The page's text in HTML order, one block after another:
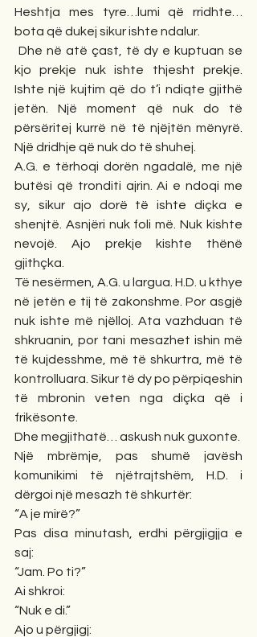
Heshtja mes tyre…lumi që rridhte…
bota që dukej sikur ishte ndalur.
Dhe në atë çast, të dy e kuptuan se
kjo prekje nuk ishte thjesht prekje.
Ishte një kujtim që do t’i ndiqte gjithë
jetën. Një moment që nuk do të
përsëritej kurrë në të njëjtën mënyrë.
Një dridhje që nuk do të shuhej.
A.G. e tërhoqi dorën ngadalë, me një
butësi që tronditi ajrin. Ai e ndoqi me
sy, sikur ajo dorë të ishte diçka e
shenjtë. Asnjëri nuk foli më. Nuk kishte
nevojë. Ajo prekje kishte thënë
gjithçka.
Të nesërmen, A.G. u largua. H.D. u kthye
në jetën e tij të zakonshme. Por asgjë
nuk ishte më njëlloj. Ata vazhduan të
shkruanin, por tani mesazhet ishin më
të kujdesshme, më të shkurtra, më të
kontrolluara. Sikur të dy po përpiqeshin
të mbronin veten nga diçka që i
frikësonte.
Dhe megjithatë… askush nuk guxonte.
Një mbrëmje, pas shumë javësh
komunikimi të njëtrajtshëm, H.D. i
dërgoi një mesazh të shkurtër:
“A je mirë?”
Pas disa minutash, erdhi përgjigjja e
saj:
“Jam. Po ti?”
Ai shkroi:
“Nuk e di.”
Ajo u përgjigj: